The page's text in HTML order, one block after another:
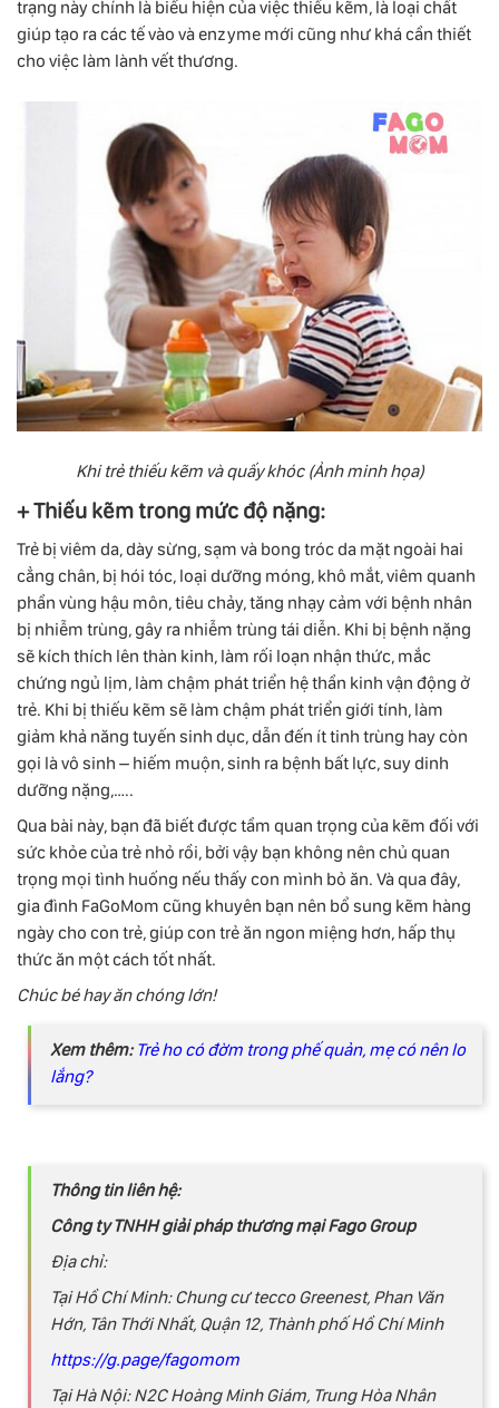
trạng này chính là biểu hiện của việc thiếu kẽm, là loại chất
giúp tạo ra các tế vào và enzyme mới cũng như khá cần thiết
cho việc làm lành vết thương.
Khi trẻ thiếu kẽm và quấy khóc (Ảnh minh họa)
+ Thiếu kẽm trong mức độ nặng:
Trẻ bị viêm da, dày sừng, sạm và bong tróc da mặt ngoài hai
cẳng chân, bị hói tóc, loại dưỡng móng, khô mắt, viêm quanh
phần vùng hậu môn, tiêu chảy, tăng nhạy cảm với bệnh nhân
bị nhiễm trùng, gây ra nhiễm trùng tái diễn. Khi bị bệnh nặng
sẽ kích thích lên thàn kinh, làm rối loạn nhận thức, mắc
chứng ngủ lịm, làm chậm phát triển hệ thần kinh vận động ở
trẻ. Khi bị thiếu kẽm sẽ làm chậm phát triển giới tính, làm
giảm khả năng tuyến sinh dục, dẫn đến ít tinh trùng hay còn
gọi là vô sinh – hiếm muộn, sinh ra bệnh bất lực, suy dinh
dưỡng nặng,…..
Qua bài này, bạn đã biết được tầm quan trọng của kẽm đối với
sức khỏe của trẻ nhỏ rồi, bởi vậy bạn không nên chủ quan
trọng mọi tình huống nếu thấy con mình bỏ ăn. Và qua đây,
gia đình FaGoMom cũng khuyên bạn nên bổ sung kẽm hàng
ngày cho con trẻ, giúp con trẻ ăn ngon miệng hơn, hấp thụ
thức ăn một cách tốt nhất.
Chúc bé hay ăn chóng lớn!
Xem thêm: Trẻ ho có đờm trong phế quản, mẹ có nên lo
lắng?
Thông tin liên hệ:
Công ty TNHH giải pháp thương mại Fago Group
Địa chỉ:
Tại Hồ Chí Minh: Chung cư tecco Greenest, Phan Văn
Hớn, Tân Thới Nhất, Quận 12, Thành phố Hồ Chí Minh
https://g.page/fagomom
Tại Hà Nội: N2C Hoàng Minh Giám, Trung Hòa Nhân